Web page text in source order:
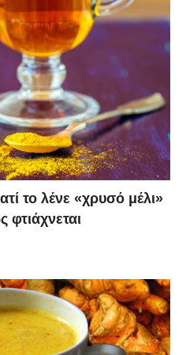
το λένε «χρυσό μέλι»
φτιάχνεται